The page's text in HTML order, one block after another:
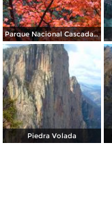
Parque Nacional Cascada de Basaseachi
Piedra Volada